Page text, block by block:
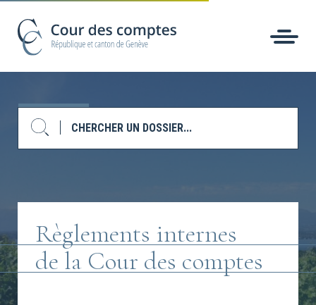
Règlements internes
de la Cour des comptes